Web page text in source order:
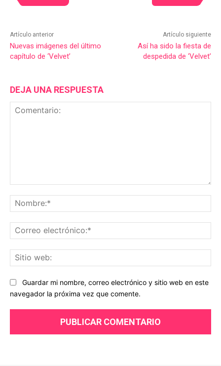
Artículo anterior
Nuevas imágenes del último
capítulo de ‘Velvet’
Artículo siguiente
Así ha sido la fiesta de
despedida de ‘Velvet’
DEJA UNA RESPUESTA
Guardar mi nombre, correo electrónico y sitio web en este
navegador la próxima vez que comente.